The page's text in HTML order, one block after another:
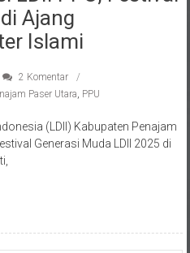
Islami
Paser Utara,
Generasi Muda LDII 2025 di